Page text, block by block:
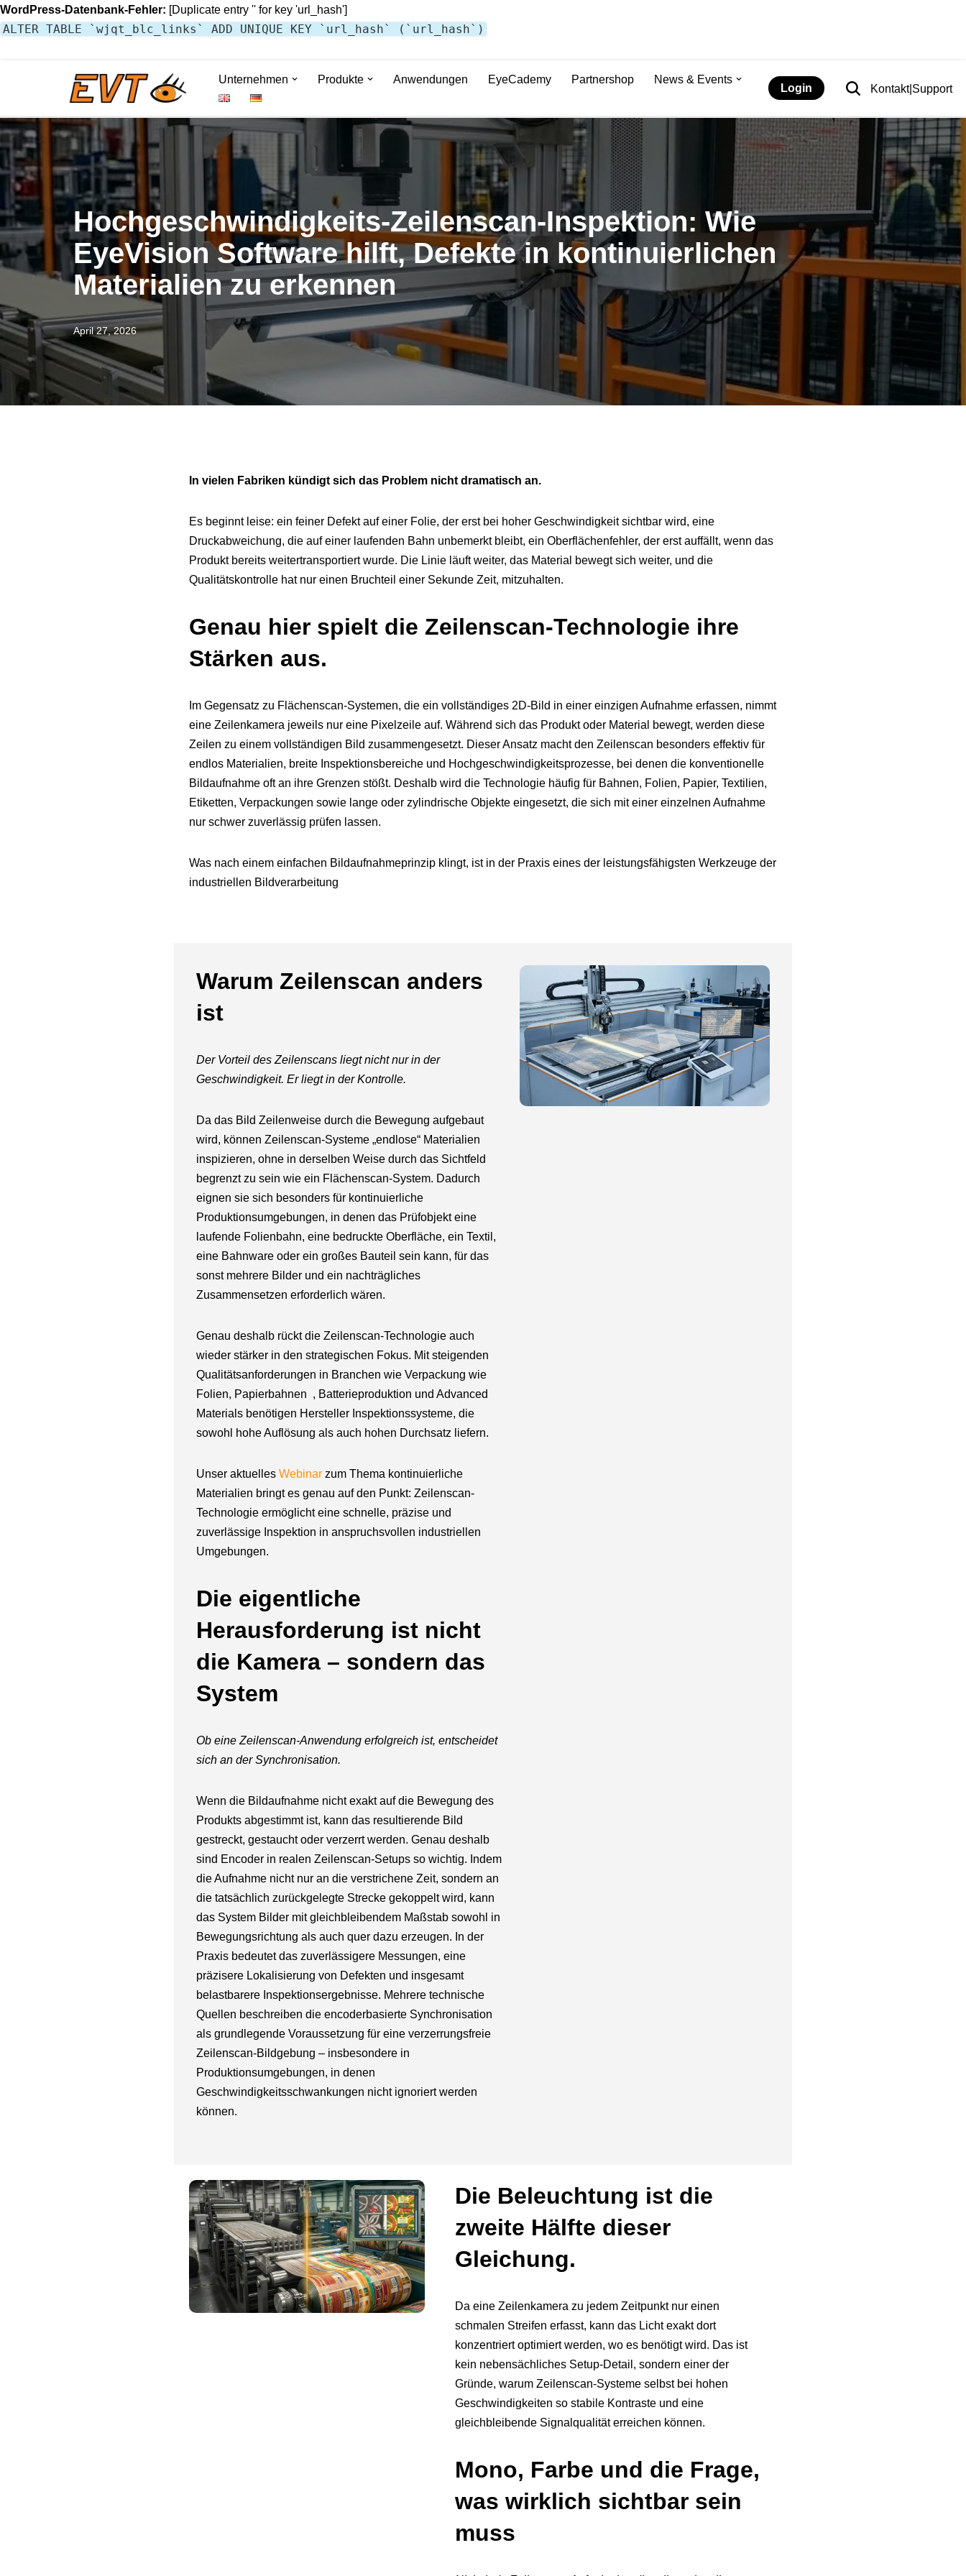
WordPress-Datenbank-Fehler: [Duplicate entry '' for key 'url_hash']
ALTER TABLE `wjqt_blc_links` ADD UNIQUE KEY `url_hash` (`url_hash`)
Inhalt
springen
Unternehmen Produkte Anwendungen EyeCademy Partnershop News & Events
Login Kontakt|Support
Hochgeschwindigkeits-Zeilenscan-Inspektion: Wie
EyeVision Software hilft, Defekte in kontinuierlichen
Materialien zu erkennen
April 27, 2026
In vielen Fabriken kündigt sich das Problem nicht dramatisch an.
Es beginnt leise: ein feiner Defekt auf einer Folie, der erst bei hoher Geschwindigkeit sichtbar wird, eine
Druckabweichung, die auf einer laufenden Bahn unbemerkt bleibt, ein Oberflächenfehler, der erst auffällt, wenn das
Produkt bereits weitertransportiert wurde. Die Linie läuft weiter, das Material bewegt sich weiter, und die
Qualitätskontrolle hat nur einen Bruchteil einer Sekunde Zeit, mitzuhalten.
Genau hier spielt die Zeilenscan-Technologie ihre
Stärken aus.
Im Gegensatz zu Flächenscan-Systemen, die ein vollständiges 2D-Bild in einer einzigen Aufnahme erfassen, nimmt
eine Zeilenkamera jeweils nur eine Pixelzeile auf. Während sich das Produkt oder Material bewegt, werden diese
Zeilen zu einem vollständigen Bild zusammengesetzt. Dieser Ansatz macht den Zeilenscan besonders effektiv für
endlos Materialien, breite Inspektionsbereiche und Hochgeschwindigkeitsprozesse, bei denen die konventionelle
Bildaufnahme oft an ihre Grenzen stößt. Deshalb wird die Technologie häufig für Bahnen, Folien, Papier, Textilien,
Etiketten, Verpackungen sowie lange oder zylindrische Objekte eingesetzt, die sich mit einer einzelnen Aufnahme
nur schwer zuverlässig prüfen lassen.
Was nach einem einfachen Bildaufnahmeprinzip klingt, ist in der Praxis eines der leistungsfähigsten Werkzeuge der
industriellen Bildverarbeitung
Warum Zeilenscan anders
ist
Der Vorteil des Zeilenscans liegt nicht nur in der
Geschwindigkeit. Er liegt in der Kontrolle.
Da das Bild Zeilenweise durch die Bewegung aufgebaut
wird, können Zeilenscan-Systeme „endlose“ Materialien
inspizieren, ohne in derselben Weise durch das Sichtfeld
begrenzt zu sein wie ein Flächenscan-System. Dadurch
eignen sie sich besonders für kontinuierliche
Produktionsumgebungen, in denen das Prüfobjekt eine
laufende Folienbahn, eine bedruckte Oberfläche, ein Textil,
eine Bahnware oder ein großes Bauteil sein kann, für das
sonst mehrere Bilder und ein nachträgliches
Zusammensetzen erforderlich wären.
Genau deshalb rückt die Zeilenscan-Technologie auch
wieder stärker in den strategischen Fokus. Mit steigenden
Qualitätsanforderungen in Branchen wie Verpackung wie
Folien, Papierbahnen , Batterieproduktion und Advanced
Materials benötigen Hersteller Inspektionssysteme, die
sowohl hohe Auflösung als auch hohen Durchsatz liefern.
Unser aktuelles Webinarzum Thema kontinuierliche
Materialien bringt es genau auf den Punkt: Zeilenscan-
Technologie ermöglicht eine schnelle, präzise und
zuverlässige Inspektion in anspruchsvollen industriellen
Umgebungen.
Die eigentliche
Herausforderung ist nicht
die Kamera – sondern das
System
Ob eine Zeilenscan-Anwendung erfolgreich ist, entscheidet
sich an der Synchronisation.
Wenn die Bildaufnahme nicht exakt auf die Bewegung des
Produkts abgestimmt ist, kann das resultierende Bild
gestreckt, gestaucht oder verzerrt werden. Genau deshalb
sind Encoder in realen Zeilenscan-Setups so wichtig. Indem
die Aufnahme nicht nur an die verstrichene Zeit, sondern an
die tatsächlich zurückgelegte Strecke gekoppelt wird, kann
das System Bilder mit gleichbleibendem Maßstab sowohl in
Bewegungsrichtung als auch quer dazu erzeugen. In der
Praxis bedeutet das zuverlässigere Messungen, eine
präzisere Lokalisierung von Defekten und insgesamt
belastbarere Inspektionsergebnisse. Mehrere technische
Quellen beschreiben die encoderbasierte Synchronisation
als grundlegende Voraussetzung für eine verzerrungsfreie
Zeilenscan-Bildgebung – insbesondere in
Produktionsumgebungen, in denen
Geschwindigkeitsschwankungen nicht ignoriert werden
können.
Die Beleuchtung ist die
zweite Hälfte dieser
Gleichung.
Da eine Zeilenkamera zu jedem Zeitpunkt nur einen
schmalen Streifen erfasst, kann das Licht exakt dort
konzentriert optimiert werden, wo es benötigt wird. Das ist
kein nebensächliches Setup-Detail, sondern einer der
Gründe, warum Zeilenscan-Systeme selbst bei hohen
Geschwindigkeiten so stabile Kontraste und eine
gleichbleibende Signalqualität erreichen können.
Mono, Farbe und die Frage,
was wirklich sichtbar sein
muss